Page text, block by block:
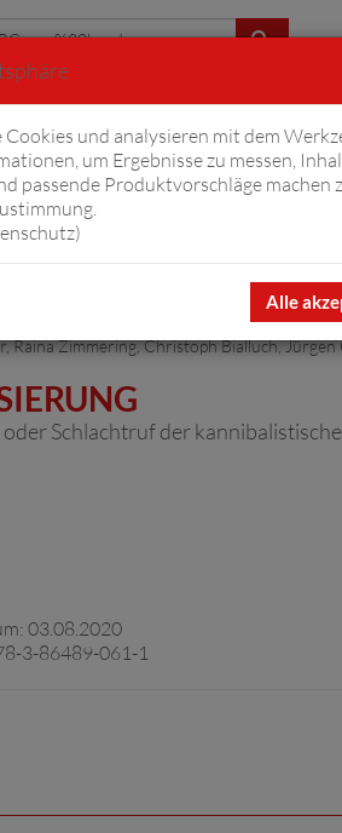
Komplizen
Artikel 1 von
,Raina Zimmering,Christoph Bialluch,Jürgen
oder Schlachtruf der
03.08.2020
3-86489-061-1
und analysieren mit dem
um Ergebnisse zu messen,
passende Produktvorschläge machen
)
Alle